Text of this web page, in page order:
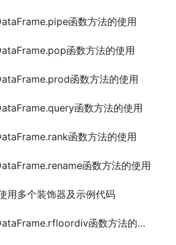
函数方法的使用
函数方法的使用
函数方法的使用
函数方法的使用
函数方法的使用
函数方法的使用
用多个装饰器及示例代码
Python pandas.DataFrame.rfloordiv函数方法的使用